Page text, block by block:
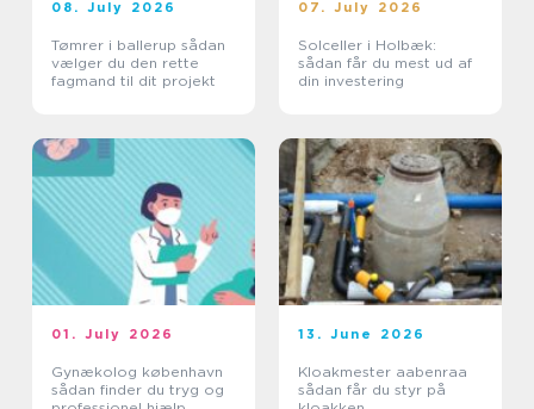
08. July 2026
Tømrer i ballerup sådan
vælger du den rette
fagmand til dit projekt
07. July 2026
Solceller i Holbæk:
sådan får du mest ud af
din investering
01. July 2026
Gynækolog københavn
sådan finder du tryg og
13. June 2026
Kloakmester aabenraa
sådan får du styr på